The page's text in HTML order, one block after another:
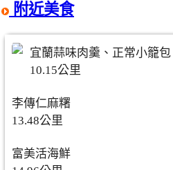
附近美食
宜蘭蒜味肉羹、正常小籠
10.15公里
李傳仁麻糬
13.48公里
富美活海鮮